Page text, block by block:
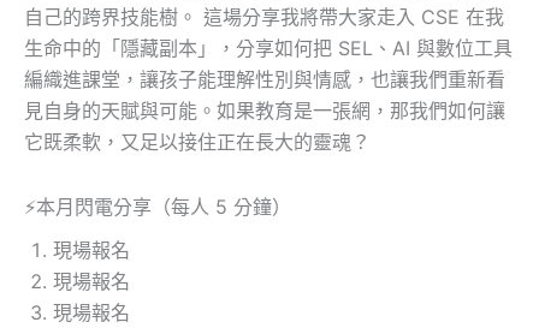
自己的跨界技能樹。 這場分享我將帶大家走入 CSE 在我
生命中的「隱藏副本」，分享如何把 SEL、AI 與數位工具
編織進課堂，讓孩子能理解性別與情感，也讓我們重新看
見自身的天賦與可能。如果教育是一張網，那我們如何讓
它既柔軟，又足以接住正在長大的靈魂？
⚡本月閃電分享（每人 5 分鐘）
現場報名
現場報名
現場報名